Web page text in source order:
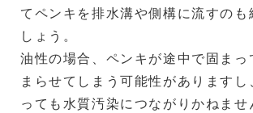
てペンキを排水溝や側構に流すのも
しょう。
油性の場合、ペンキが途中で固まっ
まらせてしまう可能性がありますし
っても水質汚染につながりかねませ